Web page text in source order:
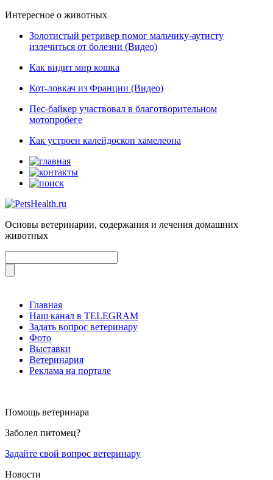
Интересное о животных
Золотистый ретривер помог мальчику-аутисту
излечиться от болезни (Видео)
Как видит мир кошка
Кот-ловкач из Франции (Видео)
Пес-байкер участвовал в благотворительном
мотопробеге
Как устроен калейдоскоп хамелеона
Основы ветеринарии, содержания и лечения домашних
животных
Главная
Наш канал в TELEGRAM
Задать вопрос ветеринару
Фото
Выставки
Ветеринария
Реклама на портале
Помощь ветеринара
Заболел питомец?
Задайте свой вопрос ветеринару
Новости